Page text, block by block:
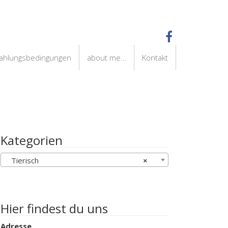
about me… Kontakt
Kategorien
×
Tierisch
Hier findest du uns
Adresse